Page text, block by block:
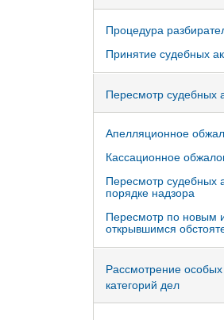
Процедура
Принятие судебных
Пересмотр судебных
Апелляционное
Кассационное
Пересмотр судебных
порядке надзора
Пересмотр по новым
открывшимся
Рассмотрение особых
категорий дел